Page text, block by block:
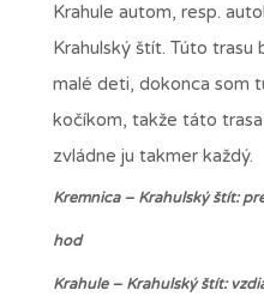
Krahule autom, resp.
Krahulský štít. Túto trasu
malé deti, dokonca som
kočíkom, takže táto
zvládne ju takmer každý.
Kremnica – Krahulský štít:
hod
Krahule – Krahulský štít: